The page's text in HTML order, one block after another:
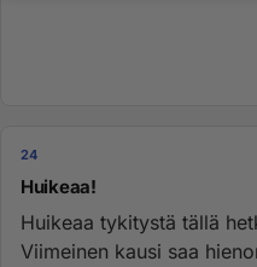
24
Huikeaa!
Huikeaa tykitystä tällä
Viimeinen kausi saa